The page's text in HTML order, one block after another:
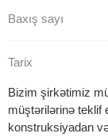
Baxış sayı
Tarix
Bizim şirkətimiz
müştərilərinə teklif
konstruksiyadan